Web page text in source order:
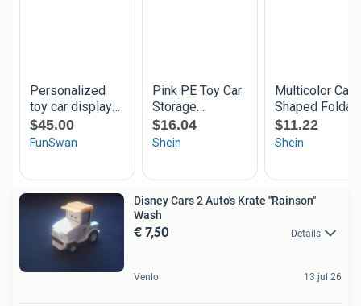
Disney Cars 2 Auto's Krate ''Rainson''
Wash
€ 7,50 Details
Venlo 13 jul 26